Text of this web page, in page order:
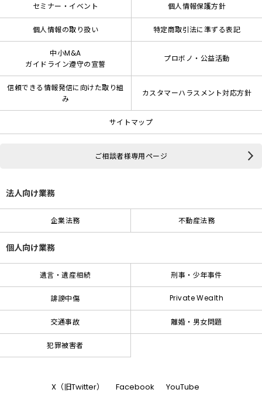
セミナー・イベント 個人情報保護方針
個人情報の取り扱い 特定商取引法に準ずる表記
中小M&A
ガイドライン遵守の宣誓
プロボノ・公益活動
信頼できる情報発信に向けた取り組
み
カスタマーハラスメント対応方針
サイトマップ
ご相談者様専用ページ
法人向け業務
企業法務 不動産法務
個人向け業務
遺言・遺産相続 刑事・少年事件
誹謗中傷 Private Wealth
交通事故 離婚・男女問題
犯罪被害者
X（旧Twitter） Facebook YouTube